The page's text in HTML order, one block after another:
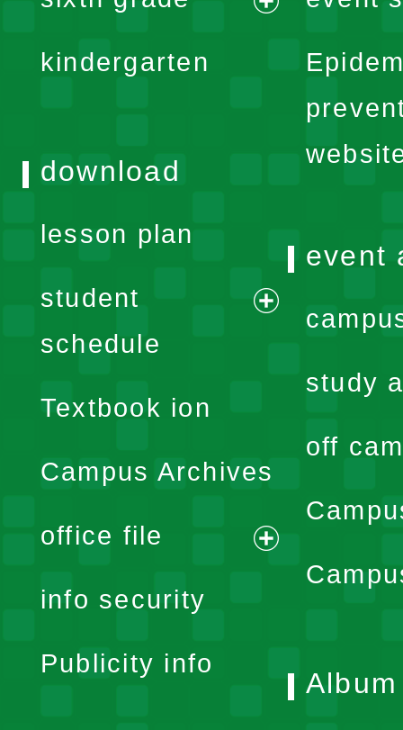
menu
kindergarten
download
lesson plan
student
schedule
expand
menu
Textbook ion
Campus Archives
office file
expand
info security
Publicity info
event
study
off
Album